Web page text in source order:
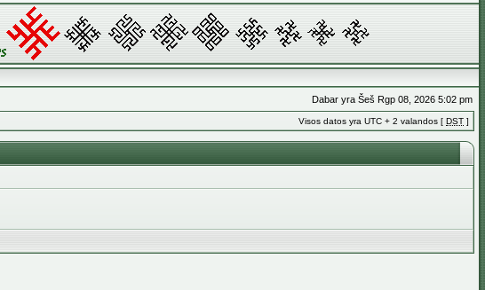
Dabar yra Šeš Rgp 08, 2026 5:02 pm
Visos datos yra UTC + 2 valandos [ DST ]